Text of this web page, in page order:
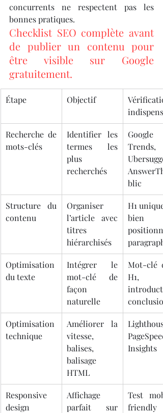
concurrents ne respectent pas les
bonnes pratiques.
Checklist SEO complète avant
de publier un contenu pour
être visible sur Google
gratuitement.
Étape Objectif
Recherche de
mots-clés
Identifier les
termes les
plus
recherchés
Google
Trends,
blic
Structure du
contenu
Organiser
l’article avec
titres
hiérarchisés
H1
bien
Optimisation
du texte
Intégrer le
mot-clé de
façon
naturelle
Mot-clé
H1,
conclusion
Optimisation
technique
Améliorer la
vitesse,
balises,
balisage
HTML
PageSpeed
Insights
Responsive
design
Affichage
parfait sur
Test
friendly